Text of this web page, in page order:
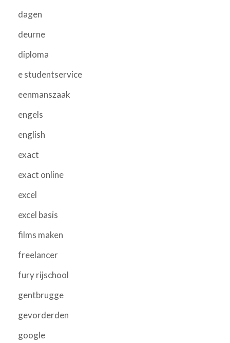
dagen
deurne
diploma
e studentservice
eenmanszaak
engels
english
exact
exact online
excel
excel basis
films maken
freelancer
fury rijschool
gentbrugge
gevorderden
google